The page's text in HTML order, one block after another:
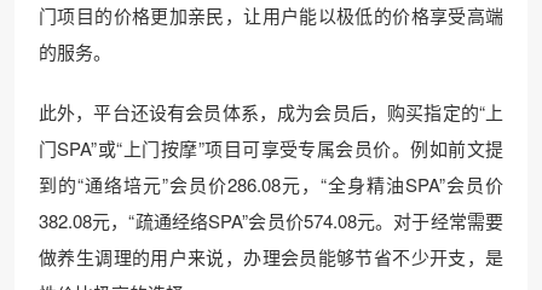
门项目的价格更加亲民，让用户能以极低的价格享受高端
的服务。
此外，平台还设有会员体系，成为会员后，购买指定的“上
门SPA”或“上门按摩”项目可享受专属会员价。例如前文提
到的“通络培元”会员价286.08元，“全身精油SPA”会员价
382.08元，“疏通经络SPA”会员价574.08元。对于经常需要
做养生调理的用户来说，办理会员能够节省不少开支，是